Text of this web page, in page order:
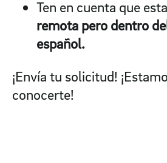
Ten en cuenta que
remota pero dentro
español.
¡Envía tu solicitud!
conocerte!